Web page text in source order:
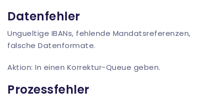
Datenfehler
Ungueltige IBANs, fehlende Mandatsreferenzen,
falsche Datenformate.
Aktion: In einen Korrektur-Queue geben.
Prozessfehler